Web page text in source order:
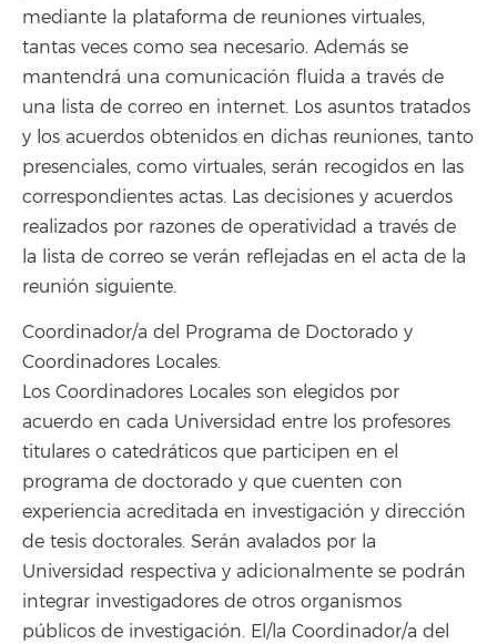
mediante la plataforma de reuniones virtuales,
tantas veces como sea necesario. Además se
mantendrá una comunicación fluida a través de
una lista de correo en internet. Los asuntos tratados
y los acuerdos obtenidos en dichas reuniones, tanto
presenciales, como virtuales, serán recogidos en las
correspondientes actas. Las decisiones y acuerdos
realizados por razones de operatividad a través de
la lista de correo se verán reflejadas en el acta de la
reunión siguiente.
Coordinador/a del Programa de Doctorado y
Coordinadores Locales.
Los Coordinadores Locales son elegidos por
acuerdo en cada Universidad entre los profesores
titulares o catedráticos que participen en el
programa de doctorado y que cuenten con
experiencia acreditada en investigación y dirección
de tesis doctorales. Serán avalados por la
Universidad respectiva y adicionalmente se podrán
integrar investigadores de otros organismos
públicos de investigación. El/la Coordinador/a del